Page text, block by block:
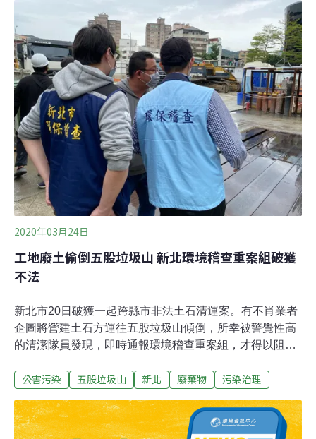
樽鴻關廠外，也協請合法土資場欣利工程有限公司協助清
運佔用國有地的營建廢棄物。工務局表示，清運營建廢棄
物行動今天展開，預計四天內清除完成，樽鴻通運公司停
放在現場、裝滿營建廢棄物的兩輛卡車，也因企圖影響公
權力執行遭查扣，後續將依規定處分。
2020年03月24日
工地廢土偷倒五股垃圾山 新北環境稽查重案組破獲
不法
新北市20日破獲一起跨縣市非法土石清運案。有不肖業者
企圖將營建土石方運往五股垃圾山傾倒，所幸被警覺性高
的清潔隊員發現，即時通報環境稽查重案組，才得以阻止
案組」，當時就鎖定五股垃圾山為首要目標。新北市環保
市北安路536巷一處營建工地。該營建工地未開立合法流
向文件，逕將剩餘土石方交給清運業者，並欲倒往五股垃
公害污染 五股垃圾山 新北 廢棄物 污染治理